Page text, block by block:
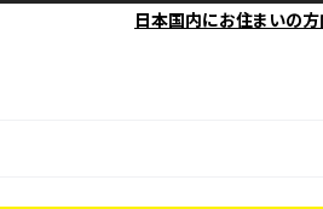
日本国内にお住まいの方